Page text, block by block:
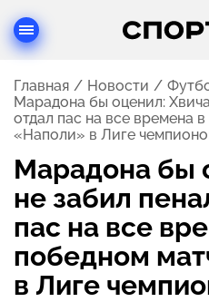
Главная Новости
Марадона бы оценил:
отдал пас на все времена
«Наполи» в Лиге
Марадона бы
не забил
пас на все
победном
в Лиге